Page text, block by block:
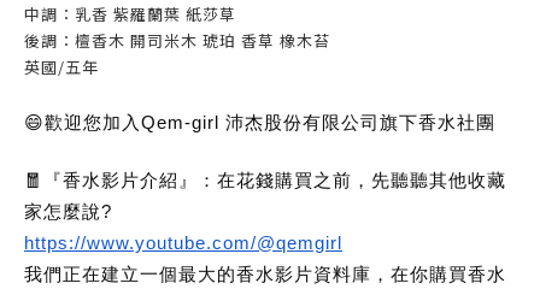
中調：乳香 紫羅蘭葉 紙莎草
後調：檀香木 開司米木 琥珀 香草 橡木苔
英國/五年
😄歡迎您加入Qem-girl 沛杰股份有限公司旗下香水社團
🧧『香水影片介紹』：在花錢購買之前，先聽聽其他收藏
家怎麼說?
https://www.youtube.com/@qemgirl
我們正在建立一個最大的香水影片資料庫，在你購買香水